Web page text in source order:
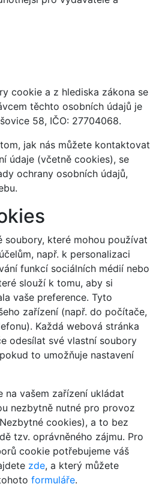
cookie a z hlediska zákona se
těchto osobních údajů je
58, IČO: 27704068.
jak nás můžete kontaktovat
údaje (včetně cookies), se
ochrany osobních údajů,
soubory, které mohou používat
např. k personalizaci
funkcí sociálních médií nebo
slouží k tomu, aby si
vaše preference. Tyto
zařízení (např. do počítače,
Každá webová stránka
odesílat své vlastní soubory
to umožňuje nastavení
na vašem zařízení ukládat
nezbytně nutné pro provoz
cookies), a to bez
tzv. oprávněného zájmu. Pro
cookie potřebujeme váš
zde, a který můžete
formuláře.